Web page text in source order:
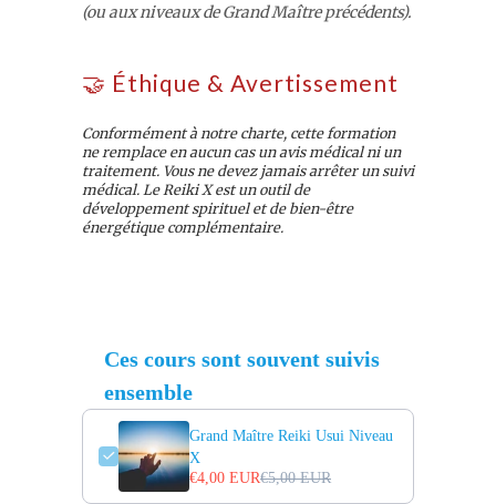
(ou aux niveaux de Grand Maître précédents).
🤝 Éthique & Avertissement
Conformément à notre charte, cette formation
ne remplace en aucun cas un avis médical ni un
traitement. Vous ne devez jamais arrêter un suivi
médical. Le Reiki X est un outil de
développement spirituel et de bien-être
énergétique complémentaire.
Ces cours sont souvent suivis
ensemble
Grand Maître Reiki Usui Niveau
X
€4,00 EUR€5,00 EUR